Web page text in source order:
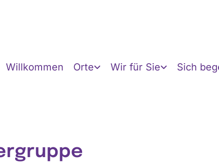
Willkommen Orte Wir für Sie Sich